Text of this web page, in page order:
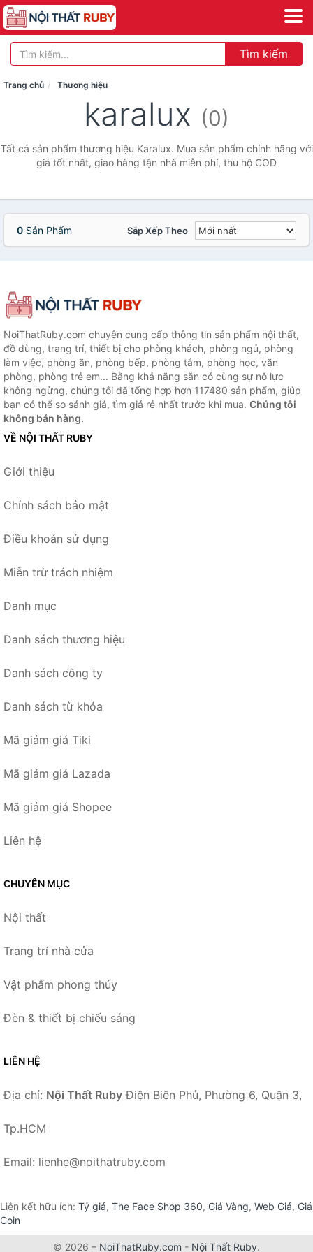
Tìm kiếm
Trang chủ Thương hiệu
karalux (0)
Tất cả sản phẩm thương hiệu Karalux. Mua sản phẩm chính hãng với
giá tốt nhất, giao hàng tận nhà miễn phí, thu hộ COD
0 Sản Phẩm Sắp Xếp Theo
NoiThatRuby.com chuyên cung cấp thông tin sản phẩm nội thất,
đồ dùng, trang trí, thiết bị cho phòng khách, phòng ngủ, phòng
làm việc, phòng ăn, phòng bếp, phòng tắm, phòng học, văn
phòng, phòng trẻ em... Bằng khả năng sẵn có cùng sự nỗ lực
không ngừng, chúng tôi đã tổng hợp hơn 117480 sản phẩm, giúp
bạn có thể so sánh giá, tìm giá rẻ nhất trước khi mua. Chúng tôi
không bán hàng.
VỀ NỘI THẤT RUBY
Giới thiệu
Chính sách bảo mật
Điều khoản sử dụng
Miễn trừ trách nhiệm
Danh mục
Danh sách thương hiệu
Danh sách công ty
Danh sách từ khóa
Mã giảm giá Tiki
Mã giảm giá Lazada
Mã giảm giá Shopee
Liên hệ
CHUYÊN MỤC
Nội thất
Trang trí nhà cửa
Vật phẩm phong thủy
Đèn & thiết bị chiếu sáng
LIÊN HỆ
Địa chỉ: Nội Thất Ruby Điện Biên Phủ, Phường 6, Quận 3,
Tp.HCM
Email: lienhe@noithatruby.com
Liên kết hữu ích: Tỷ giá, The Face Shop 360, Giá Vàng, Web Giá, Giá
Coin
© 2026 – NoiThatRuby.com - Nội Thất Ruby.